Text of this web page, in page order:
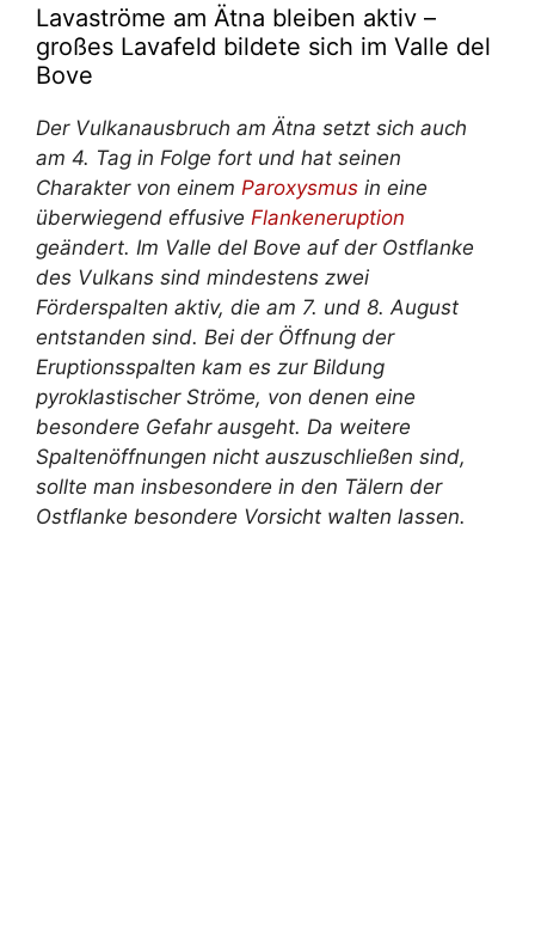
Lavaströme am Ätna bleiben aktiv –
großes Lavafeld bildete sich im Valle del
Bove
Der Vulkanausbruch am Ätna setzt sich auch
am 4. Tag in Folge fort und hat seinen
Charakter von einem Paroxysmus in eine
überwiegend effusive Flankeneruption
geändert. Im Valle del Bove auf der Ostflanke
des Vulkans sind mindestens zwei
Förderspalten aktiv, die am 7. und 8. August
entstanden sind. Bei der Öffnung der
Eruptionsspalten kam es zur Bildung
pyroklastischer Ströme, von denen eine
besondere Gefahr ausgeht. Da weitere
Spaltenöffnungen nicht auszuschließen sind,
sollte man insbesondere in den Tälern der
Ostflanke besondere Vorsicht walten lassen.